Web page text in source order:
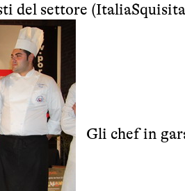
del settore
Gli chef in